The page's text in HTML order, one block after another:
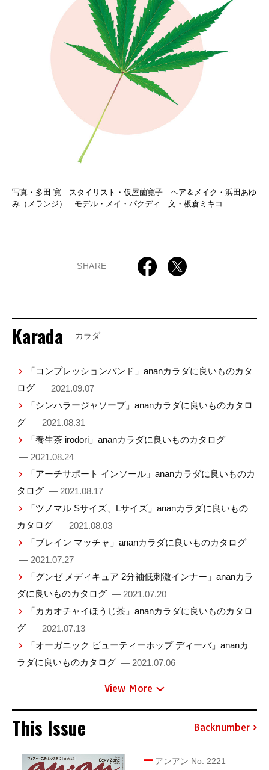
写真・多田 寛 スタイリスト・仮屋薗寛子 ヘア＆メイク・浜田あゆ
み（メランジ） モデル・メイ・パクディ 文・板倉ミキコ
SHARE
Karada カラダ
「コンプレッションバンド」ananカラダに良いものカタ
ログ — 2021.09.07
「シンハラージャソープ」ananカラダに良いものカタロ
グ — 2021.08.31
「養生茶 irodori」ananカラダに良いものカタログ
— 2021.08.24
「アーチサポート インソール」ananカラダに良いものカ
タログ — 2021.08.17
「ツノマル Sサイズ、Lサイズ」ananカラダに良いもの
カタログ — 2021.08.03
「ブレイン マッチャ」ananカラダに良いものカタログ
— 2021.07.27
「グンゼ メディキュア 2分袖低刺激インナー」ananカラ
ダに良いものカタログ — 2021.07.20
「カカオチャイほうじ茶」ananカラダに良いものカタロ
グ — 2021.07.13
「オーガニック ビューティーホップ ディーバ」ananカ
ラダに良いものカタログ — 2021.07.06
View More
This Issue Backnumber
アンアン No. 2221